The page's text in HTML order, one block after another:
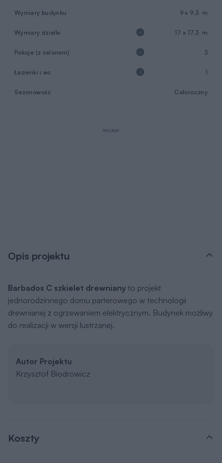
Wymiary budynku 9 x 9,3 m
Wymiary działki 17 x 17,3 m
Pokoje (z salonem) 3
Łazienki i wc 1
Sezonowość Całoroczny
REKLAMA
Opis projektu
Barbados C szkielet drewniany to projekt
jednorodzinnego domu parterowego w technologii
drewnianej z ogrzewaniem elektrycznym. Budynek możliwy
do realizacji w wersji lustrzanej.
Autor Projektu
Krzysztof Biodrowicz
Koszty